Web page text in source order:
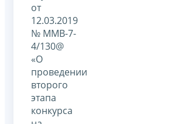
от
12.03.2019
№ ММВ-7-
4/130@
«О
проведении
второго
этапа
конкурса